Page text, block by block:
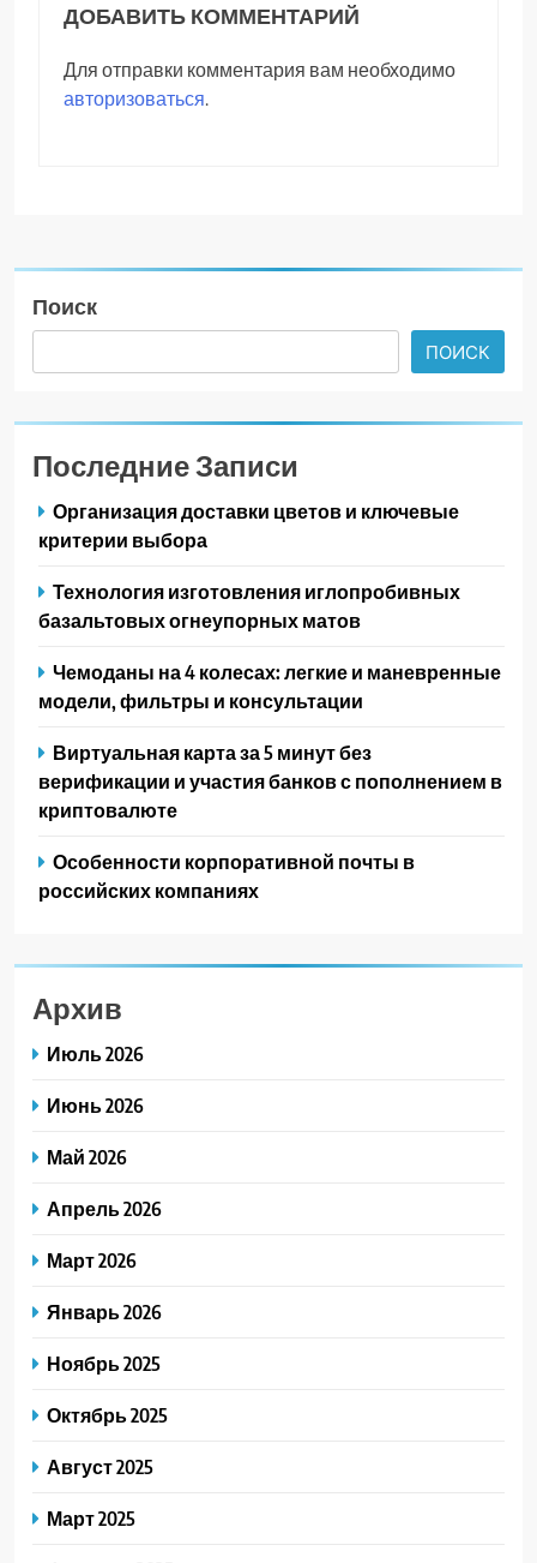
ДОБАВИТЬ КОММЕНТАРИЙ
Для отправки комментария вам необходимо
авторизоваться.
Поиск
ПОИСК
Последние Записи
Организация доставки цветов и ключевые
критерии выбора
Технология изготовления иглопробивных
базальтовых огнеупорных матов
Чемоданы на 4 колесах: легкие и маневренные
модели, фильтры и консультации
Виртуальная карта за 5 минут без
верификации и участия банков с пополнением в
криптовалюте
Особенности корпоративной почты в
российских компаниях
Архив
Июль 2026
Июнь 2026
Май 2026
Апрель 2026
Март 2026
Январь 2026
Ноябрь 2025
Октябрь 2025
Август 2025
Март 2025